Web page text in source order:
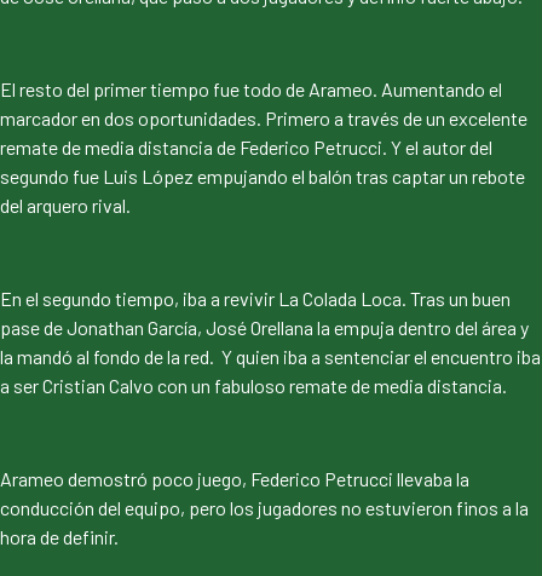
El resto del primer tiempo fue todo de Arameo. Aumentando el
marcador en dos oportunidades. Primero a través de un excelente
remate de media distancia de Federico Petrucci. Y el autor del
segundo fue Luis López empujando el balón tras captar un rebote
del arquero rival.
En el segundo tiempo, iba a revivir La Colada Loca. Tras un buen
pase de Jonathan García, José Orellana la empuja dentro del área y
la mandó al fondo de la red. Y quien iba a sentenciar el encuentro iba
a ser Cristian Calvo con un fabuloso remate de media distancia.
Arameo demostró poco juego, Federico Petrucci llevaba la
conducción del equipo, pero los jugadores no estuvieron finos a la
hora de definir.